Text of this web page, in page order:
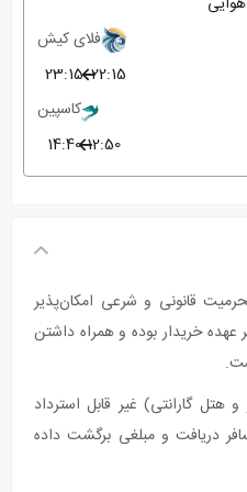
فلای کیش
22:15
23:15
کاسپین
12:50
14:40
قانونی و شرعی امکان‌پذیر
خریدار بوده و همراه داشتن
و هتل گارانتی) غیر قابل استرداد
دریافت و مبلغی برگشت داده